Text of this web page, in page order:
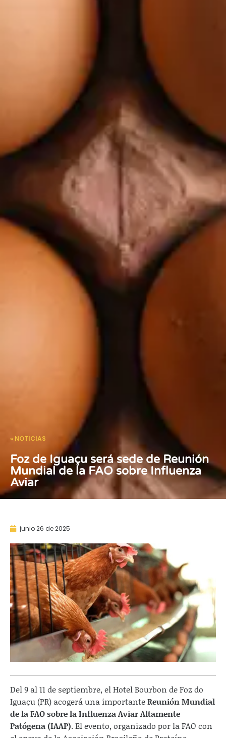
« NOTICIAS
Foz de Iguaçu será sede de Reunión
Mundial de la FAO sobre Influenza
Aviar
junio 26 de 2025
Del 9 al 11 de septiembre, el Hotel Bourbon de Foz do
Iguaçu (PR) acogerá una importanteReunión Mundial
de la FAO sobre la Influenza Aviar Altamente
Patógena (IAAP). El evento, organizado por la FAO con